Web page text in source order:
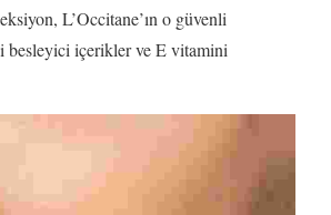
L’Occitane’ın o güvenli
besleyici içerikler ve E vitamini